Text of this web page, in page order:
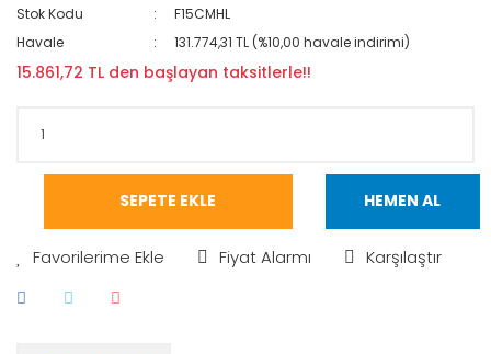
Stok Kodu
F15CMHL
Havale
131.774,31 TL (%10,00 havale indirimi)
15.861,72 TL den başlayan taksitlerle!!
SEPETE EKLE HEMEN AL
Fiyat Alarmı Karşılaştır